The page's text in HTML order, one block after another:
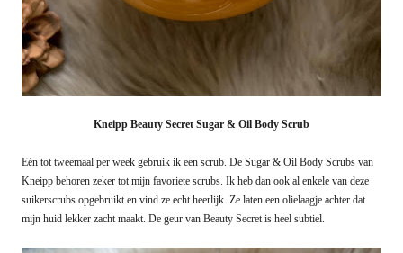
Kneipp Beauty Secret Sugar & Oil Body Scrub
Eén tot tweemaal per week gebruik ik een scrub. De Sugar & Oil Body Scrubs van
Kneipp behoren zeker tot mijn favoriete scrubs. Ik heb dan ook al enkele van deze
suikerscrubs opgebruikt en vind ze echt heerlijk. Ze laten een olielaagje achter dat
mijn huid lekker zacht maakt. De geur van Beauty Secret is heel subtiel.